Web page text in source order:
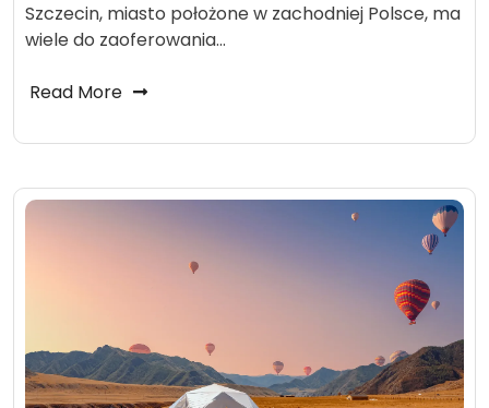
Szczecin, miasto położone w zachodniej Polsce, ma
wiele do zaoferowania…
Read More